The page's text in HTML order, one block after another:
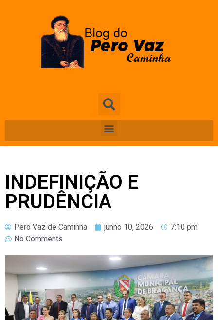
INDEFINIÇÃO E
PRUDÊNCIA
Pero Vaz de Caminha junho 10, 2026
7:10 pm
No Comments